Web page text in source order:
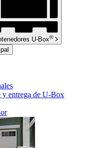
U-Box®
y entrega de U-Box